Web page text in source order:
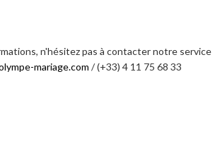
n'hésitez pas à contacter notre service
mariage.com / (+33) 4 11 75 68 33